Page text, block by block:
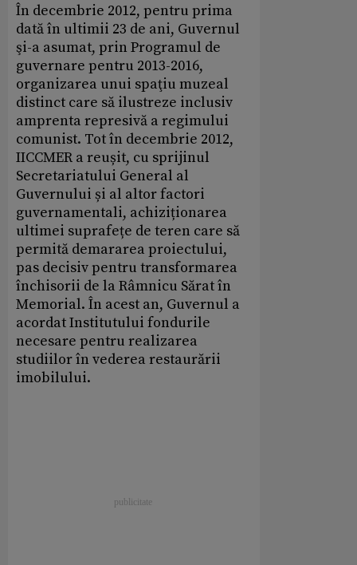
În decembrie 2012, pentru prima
dată în ultimii 23 de ani, Guvernul
şi-a asumat, prin Programul de
guvernare pentru 2013-2016,
organizarea unui spaţiu muzeal
distinct care să ilustreze inclusiv
amprenta represivă a regimului
comunist. Tot în decembrie 2012,
IICCMER a reușit, cu sprijinul
Secretariatului General al
Guvernului și al altor factori
guvernamentali, achiziționarea
ultimei suprafețe de teren care să
permită demararea proiectului,
pas decisiv pentru transformarea
închisorii de la Râmnicu Sărat în
Memorial. În acest an, Guvernul a
acordat Institutului fondurile
necesare pentru realizarea
studiilor în vederea restaurării
imobilului.